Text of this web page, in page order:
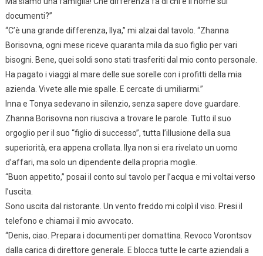
documenti?”
“C’è una grande differenza, Ilya,” mi alzai dal tavolo. “Zhanna
Borisovna, ogni mese riceve quaranta mila da suo figlio per vari
bisogni. Bene, quei soldi sono stati trasferiti dal mio conto personale.
Ha pagato i viaggi al mare delle sue sorelle con i profitti della mia
azienda. Vivete alle mie spalle. E cercate di umiliarmi.”
Inna e Tonya sedevano in silenzio, senza sapere dove guardare.
Zhanna Borisovna non riusciva a trovare le parole. Tutto il suo
orgoglio per il suo “figlio di successo”, tutta l’illusione della sua
superiorità, era appena crollata. Ilya non si era rivelato un uomo
d’affari, ma solo un dipendente della propria moglie.
“Buon appetito,” posai il conto sul tavolo per l’acqua e mi voltai verso
l’uscita.
Sono uscita dal ristorante. Un vento freddo mi colpì il viso. Presi il
telefono e chiamai il mio avvocato.
“Denis, ciao. Prepara i documenti per domattina. Revoco Vorontsov
dalla carica di direttore generale. E blocca tutte le carte aziendali a